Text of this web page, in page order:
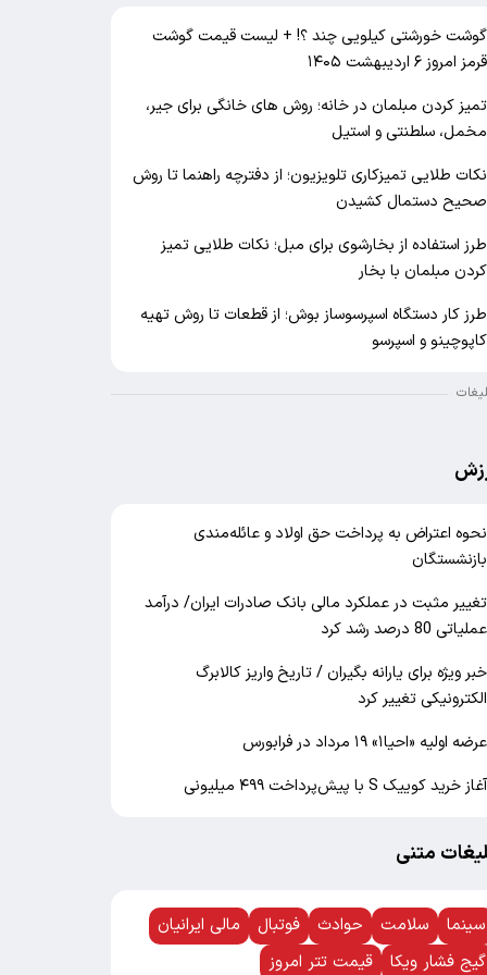
گوشت خورشتی کیلویی چند ؟! + لیست قیمت گوشت
قرمز امروز ۶ اردیبهشت ۱۴۰۵
تمیز کردن مبلمان در خانه؛ روش های خانگی برای جیر،
مخمل، سلطنتی و استیل
نکات طلایی تمیزکاری تلویزیون؛ از دفترچه راهنما تا روش
صحیح دستمال کشیدن
طرز استفاده از بخارشوی برای مبل؛ نکات طلایی تمیز
کردن مبلمان با بخار
طرز کار دستگاه اسپرسوساز بوش؛ از قطعات تا روش تهیه
کاپوچینو و اسپرسو
نحوه اعتراض به پرداخت حق اولاد و عائله‌مندی
بازنشستگان
تغییر مثبت در عملکرد مالی بانک صادرات ایران/ درآمد
عملیاتی 80 درصد رشد کرد
خبر ویژه برای یارانه بگیران / تاریخ واریز کالابرگ
الکترونیکی تغییر کرد
عرضه اولیه «احیا۱» ۱۹ مرداد در فرابورس
آغاز خرید کوییک S با پیش‌پرداخت ۴۹۹ میلیونی
متنی
سینما سلامت حوادث فوتبال
مالی ایرانیان
گیج فشار ویکا
قیمت تتر امروز